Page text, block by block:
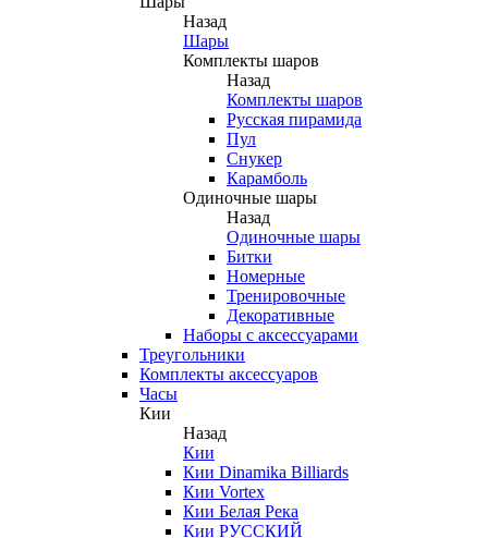
Назад
Шары
Комплекты шаров
Назад
Комплекты шаров
Русская пирамида
Пул
Снукер
Карамболь
Одиночные шары
Назад
Одиночные шары
Битки
Номерные
Тренировочные
Декоративные
Наборы с аксессуарами
Треугольники
Комплекты аксессуаров
Часы
Кии
Назад
Кии
Кии Dinamika Billiards
Кии Vortex
Кии Белая Река
Кии РУССКИЙ